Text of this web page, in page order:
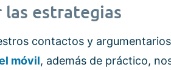
las estrategias
contactos y
móvil, además de práctico,